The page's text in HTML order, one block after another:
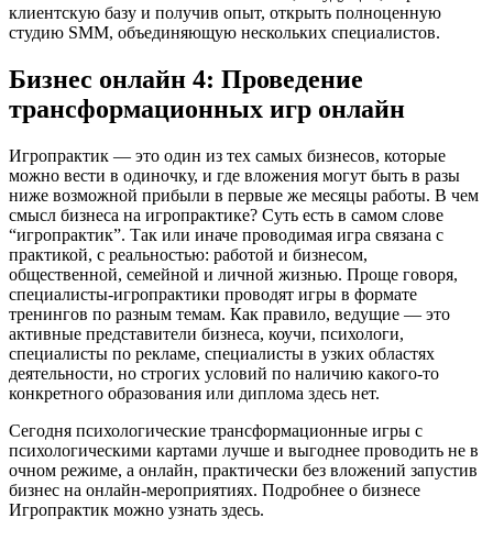
клиентскую базу и получив опыт, открыть полноценную
студию SMM, объединяющую нескольких специалистов.
Бизнес онлайн 4: Проведение
трансформационных игр онлайн
Игропрактик — это один из тех самых бизнесов, которые
можно вести в одиночку, и где вложения могут быть в разы
ниже возможной прибыли в первые же месяцы работы. В чем
смысл бизнеса на игропрактике? Суть есть в самом слове
“игропрактик”. Так или иначе проводимая игра связана с
практикой, с реальностью: работой и бизнесом,
общественной, семейной и личной жизнью. Проще говоря,
специалисты-игропрактики проводят игры в формате
тренингов по разным темам. Как правило, ведущие — это
активные представители бизнеса, коучи, психологи,
специалисты по рекламе, специалисты в узких областях
деятельности, но строгих условий по наличию какого-то
конкретного образования или диплома здесь нет.
Сегодня психологические трансформационные игры с
психологическими картами лучше и выгоднее проводить не в
очном режиме, а онлайн, практически без вложений запустив
бизнес на онлайн-мероприятиях. Подробнее о бизнесе
Игропрактик можно узнать здесь.